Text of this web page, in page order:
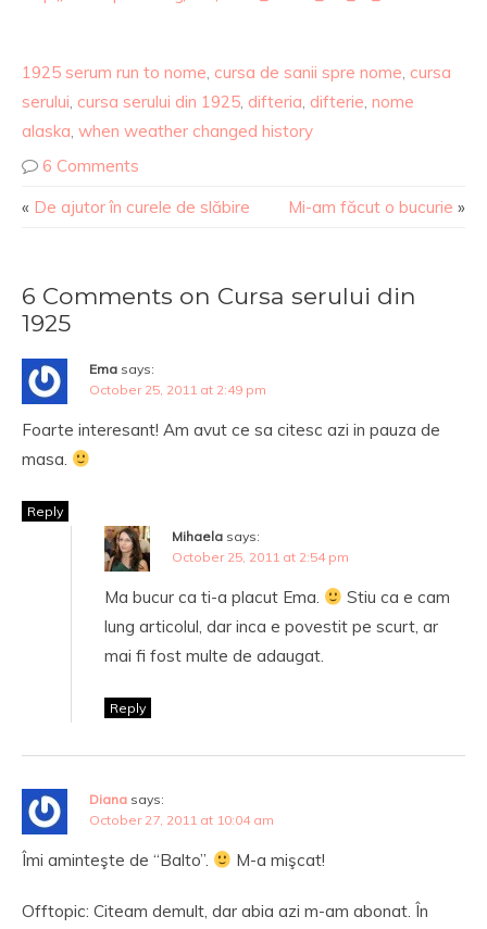
1925 serum run to nome, cursa de sanii spre nome, cursa
serului, cursa serului din 1925, difteria, difterie, nome
alaska, when weather changed history
6 Comments
« De ajutor în curele de slăbire Mi-am făcut o bucurie »
6 Comments on Cursa serului din
1925
Ema says:
October 25, 2011 at 2:49 pm
Foarte interesant! Am avut ce sa citesc azi in pauza de
masa.
Reply
Mihaela says:
October 25, 2011 at 2:54 pm
Ma bucur ca ti-a placut Ema.
Stiu ca e cam
lung articolul, dar inca e povestit pe scurt, ar
mai fi fost multe de adaugat.
Reply
Diana says:
October 27, 2011 at 10:04 am
Îmi aminteşte de “Balto”. M-a mişcat!
Offtopic: Citeam demult, dar abia azi m-am abonat. În